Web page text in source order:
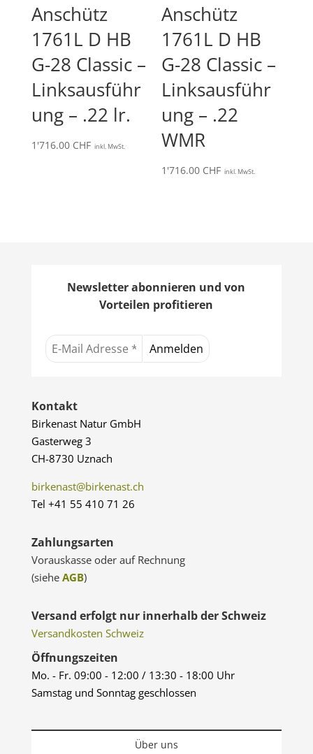
Anschütz
1761L D HB
G-28 Classic –
Linksausführ
ung – .22 lr.
1'716.00 CHF inkl. MwSt.
Anschütz
1761L D HB
G-28 Classic –
Linksausführ
ung – .22
WMR
1'716.00 CHF inkl. MwSt.
Newsletter abonnieren und von
Vorteilen profitieren
Kontakt
Birkenast Natur GmbH
Gasterweg 3
CH-8730 Uznach
birkenast@birkenast.ch
Tel +41 55 410 71 26
Zahlungsarten
Vorauskasse oder auf Rechnung
(siehe AGB)
Versand erfolgt nur innerhalb der Schweiz
Versandkosten Schweiz
Öffnungszeiten
Mo. - Fr. 09:00 - 12:00 / 13:30 - 18:00 Uhr
Samstag und Sonntag geschlossen
Über uns